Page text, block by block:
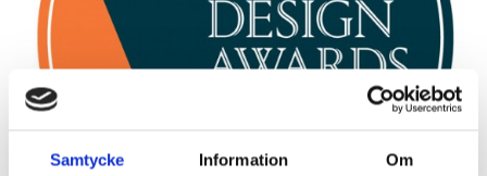
Samtycke Information Om